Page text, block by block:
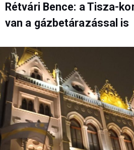
Rétvári Bence: a Tisza-
van a gázbetárazással is